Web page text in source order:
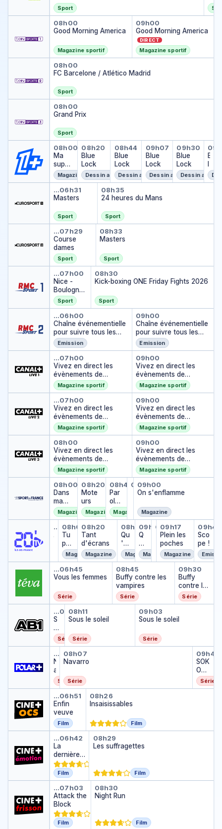
Sport
s
t
a
C
e
Good Morning America
08h00
Good Morning America
Magazine sportif
Good Morning
09h00
Good Morning America
DIRECT
Magazine sportif
FC Barcelone / Atlético Madrid
08h00
FC Barcelone / Atlético Madrid
Sport
Grand Prix
08h00
Grand Prix
Sport
Ma super Ligue 1
08h00
Ma
super
Ligue
1
Magazine
Blue Lock
08h20
Blue
Lock
Dessin animé
Blue Lock
08h44
Blue
Lock
Dessin animé
Blue Lock
09h07
Blue
Lock
Dessin animé
Blue
09h30
Blue
Lock
Dessin animé
B
u
e
Masters
…06h31
Masters
Sport
24 heures du Mans
08h35
24 heures du Mans
Sport
Course dames
…07h29
Course
dames
Sport
Masters
08h33
Masters
Sport
Nice - Boulogne-Billancourt
…07h00
Nice -
Boulogne-
Billancour
t
Sport
Kick-boxing ONE
08h30
Kick-boxing ONE Friday Fights 2026
Sport
Chaîne événementielle pour
…06h00
Chaîne événementielle
pour suivre tous les
matches en direct
Emission
Chaîne
09h00
Chaîne événementielle
pour suivre tous les
matches en direct
Emission
Vivez en direct les
…07h00
Vivez en direct les
évènements de
CANAL+
Magazine sportif
Vivez en direct
09h00
Vivez en direct les
évènements de
CANAL+
Magazine sportif
Vivez en direct les
…07h00
Vivez en direct les
évènements de
CANAL+
Magazine sportif
Vivez en direct
09h00
Vivez en direct les
évènements de
CANAL+
Magazine sportif
Vivez en direct les
08h00
Vivez en direct les
évènements de
CANAL+
Magazine sportif
Vivez en direct
09h00
Vivez en direct les
évènements de
CANAL+
Magazine sportif
Dans ma fédé
08h00
Dans
ma
fédé
Magazine sportif
Moteurs
08h20
Mote
urs
Magazine sportif
Paroles de président
08h40
Par
oles
de
pré
side
Magazine sportif
Esprit Sport
08h55
Esprit Sport
On s'enflamme
09h00
On s'enflamme
Magazine
Tu peux pas test
…
07h53
Tu peux pas test
…
Tu peux pas test
08h06
Tu
peu
x
pas
tes
t
Magazine
Tant d'écrans
08h20
Tant
d'écrans
Magazine
Qu'est ce que tu
08h49
Qu
'es
t
ce
qu
e
tu
foo
d ?
Magazine
Qu'est ce que
09h02
Q
u'
es
t
qu
e
fo
od
?
Magazine
Agenda
09h14
Agenda Scope
Plein les
09h17
Plein les
poches
Magazine
09h44
Sco
pe !
Vous les femmes
…06h45
Vous les femmes
Série
Buffy contre les
08h45
Buffy contre les
vampires
Série
Buffy
09h30
Buffy
contre les
vampires
Série
Sous le soleil
…07h19
S
o
u
s
s
ol
eil
Série
Sous le soleil
08h11
Sous le soleil
Série
Sous le soleil
09h03
Sous le soleil
Série
Navarro
… 06h39
N
a
v
a
r
o
Série
Navarro
08h07
Navarro
Série
09h44
SOK
O
Linz
Série
Enfin veuve
…06h51
Enfin
veuve
Film
Insaisissables
08h26
Insaisissables
Film
La dernière lettre de son
…06h42
La
dernière
lettre de
son
amant
Film
Les suffragettes
08h29
Les suffragettes
Film
Attack the Block
…07h03
Attack the
Block
Film
Night Run
08h30
Night Run
Film